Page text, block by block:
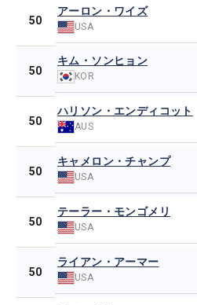
50
アーロン・ワイズ
USA
50
キム・ソンヒョン
KOR
50
ハリソン・エンディコット
AUS
50
キャメロン・チャンプ
USA
50
テーラー・モンゴメリ
USA
50
ライアン・アーマー
USA